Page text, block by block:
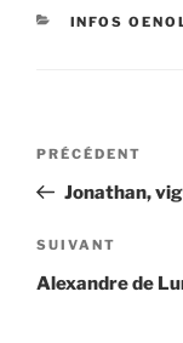
CATÉGORIES
INFOS
Navigation
l’article
Article
précédent
PRÉCÉDENT
Jonathan,
Article
suivant
SUIVANT
Alexandre de